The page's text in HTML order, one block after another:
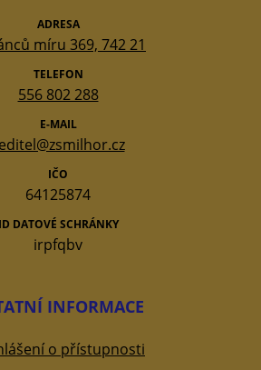
ADRESA
míru 369, 742 21
TELEFON
556 802 288
E-MAIL
IČO
64125874
ID DATOVÉ SCHRÁNKY
irpfqbv
INFORMACE
o přístupnosti